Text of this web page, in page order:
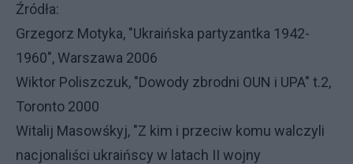
Źródła:
Grzegorz Motyka, "Ukraińska partyzantka 1942-
1960", Warszawa 2006
Wiktor Poliszczuk, "Dowody zbrodni OUN i UPA" t.2,
Toronto 2000
Witalij Masowśkyj, "Z kim i przeciw komu walczyli
nacjonaliści ukraińscy w latach II wojny